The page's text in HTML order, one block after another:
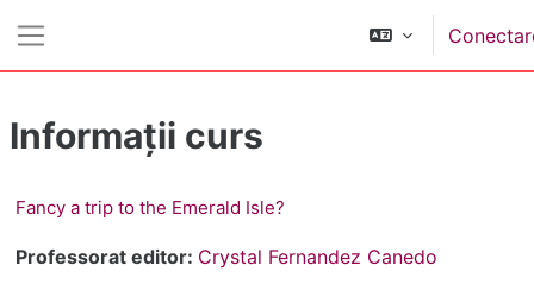
Informații curs
Fancy a trip to the Emerald Isle?
Professorat editor: Crystal Fernandez Canedo